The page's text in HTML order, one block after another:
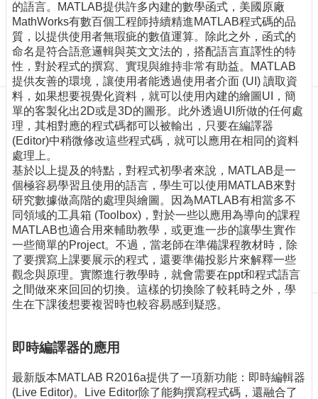
導
覽
最
新
消
息
關
於
我
們
出
版
刊
校
務
服
務
題
導
的語言。MATLAB提供許多內建的數學函式，美國原廠
MathWorks有數百個工程師持續精進MATLAB程式碼的品
質，以提供使用者無瑕疵的數值運算。除此之外，函式的
命名是符合語意邏輯與英文文法的，搭配語言直譯性的特
性，對於程式的撰寫、實現與維持非常有助益。MATLAB
提供友善的環境，讓使用者能透過使用者介面 (UI) 讀取資
料，如果想要視覺化資料，就可以使用內建的繪圖UI，簡
單的客製化出2D或是3D的圖形。此外透過UI所做的任何處
理，其相對應的程式碼都可以被輸出，只要在編譯器
(Editor)中稍微修改這些程式碼，就可以應用在相同的資料
處理上。
基於以上提及的特點，對程式初學者來說，MATLAB是一
個極容易學習且使用的語言，學生可以使用MATLAB來對
研究數據做高階的處理與繪圖。因為MATLAB有相當多不
同領域的工具箱 (Toolbox)，對於一些以應用為導向的課程
MATLAB也適合用來輔助教學，或更進一步的讓學生實作
一些簡單的Project。不過，當老師在準備課程教材時，除
了要撰寫上課要展示的程式，還要準備投影片來解釋一些
觀念與原理。實際進行教學時，就會需要在ppt和程式語言
之間做來來回回的切換。這樣的切換除了較耗時之外，學
生在下課後想要複習時也較容易感到疑惑。
即時編譯器的應用
最新版本MATLAB R2016a提供了一項新功能：即時編輯器
(Live Editor)。Live Editor除了能夠撰寫程式碼，還融合了